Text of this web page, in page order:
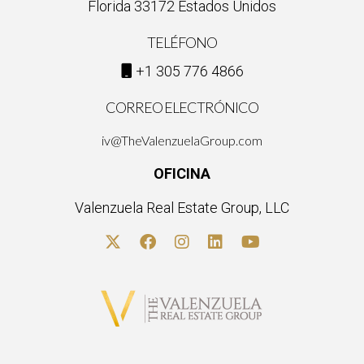
Florida 33172 Estados Unidos
TELÉFONO
+1 305 776 4866
CORREO ELECTRÓNICO
iv@TheValenzuelaGroup.com
OFICINA
Valenzuela Real Estate Group, LLC